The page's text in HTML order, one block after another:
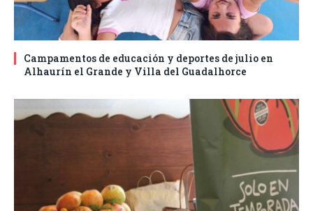
Campamentos de educación y deportes de julio en
Alhaurín el Grande y Villa del Guadalhorce